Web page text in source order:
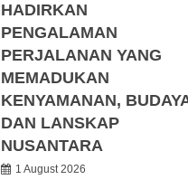
HADIRKAN
PENGALAMAN
PERJALANAN YANG
MEMADUKAN
KENYAMANAN,
DAN LANSKAP
NUSANTARA
1 August 2026